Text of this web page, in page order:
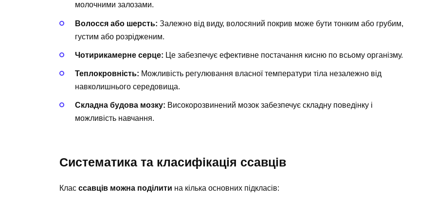
молочними залозами.
Волосся або шерсть: Залежно від виду, волосяний покрив може бути тонким або грубим,
густим або розрідженим.
Чотирикамерне серце: Це забезпечує ефективне постачання кисню по всьому організму.
Теплокровність: Можливість регулювання власної температури тіла незалежно від
навколишнього середовища.
Складна будова мозку: Високорозвинений мозок забезпечує складну поведінку і
можливість навчання.
Систематика та класифікація ссавців
Клас ссавців можна поділити на кілька основних підкласів: